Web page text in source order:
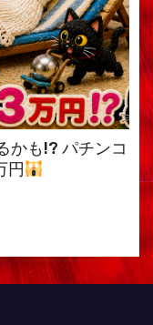
かも!? パチンコ
円